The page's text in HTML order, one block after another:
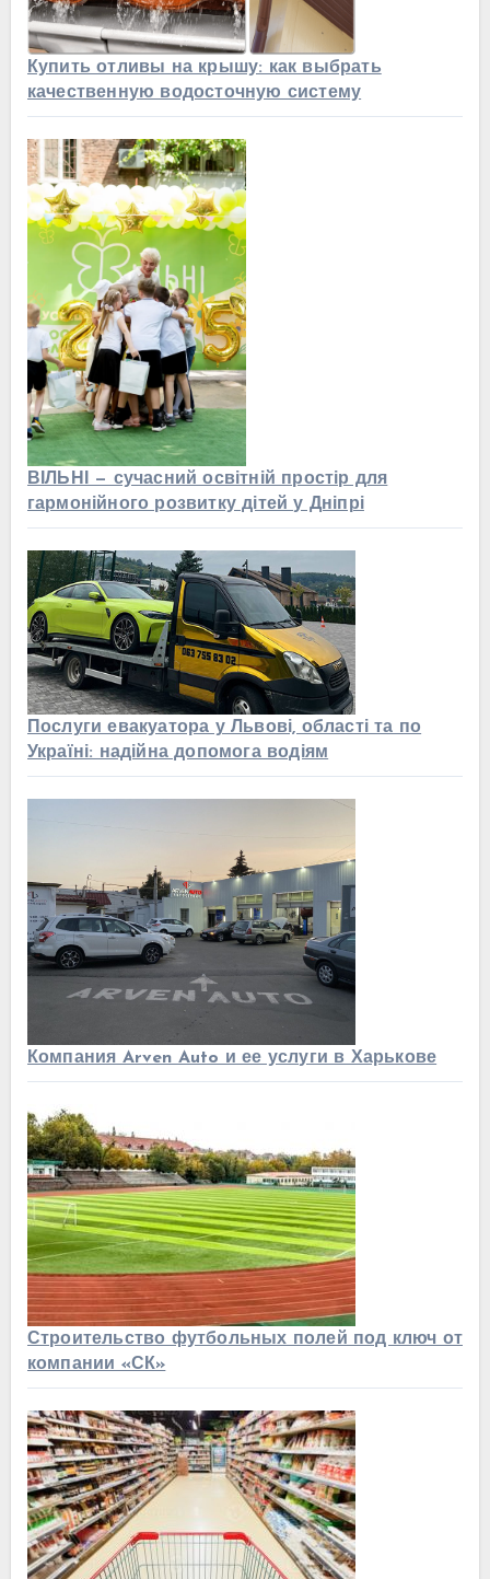
Купить отливы на крышу: как выбрать
качественную водосточную систему
ВІЛЬНІ — сучасний освітній простір для
гармонійного розвитку дітей у Дніпрі
Послуги евакуатора у Львові, області та по
Україні: надійна допомога водіям
Компания Arven Auto и ее услуги в Харькове
Строительство футбольных полей под ключ от
компании «СК»